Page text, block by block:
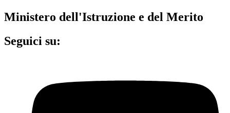
Ministero dell'Istruzione e del Merito
Seguici su: